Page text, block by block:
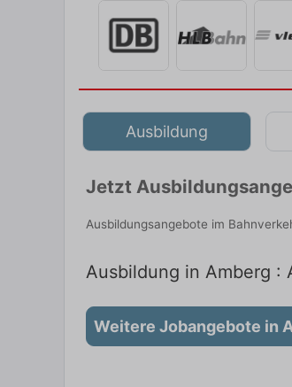
Ausbildung
Jetzt
Ausbildungsangebote im
Ausbildung in Amberg :
Weitere Jobangebote in